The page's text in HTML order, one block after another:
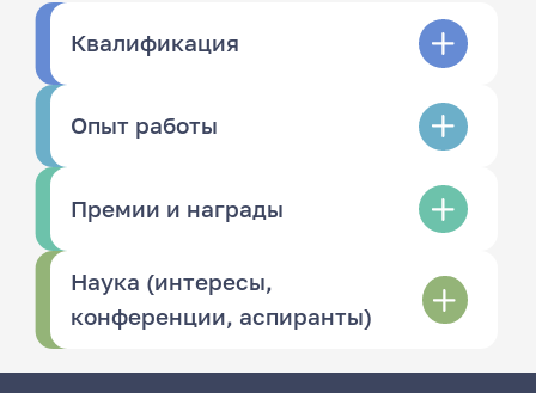
Квалификация
Опыт работы
Премии и награды
Наука (интересы,
конференции, аспиранты)